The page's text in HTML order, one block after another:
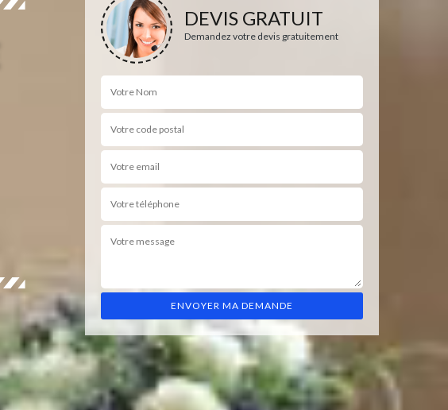
DEVIS GRATUIT
Demandez votre devis gratuitement